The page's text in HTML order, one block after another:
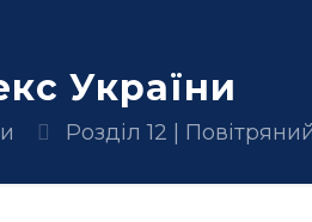
України
Розділ 12 |